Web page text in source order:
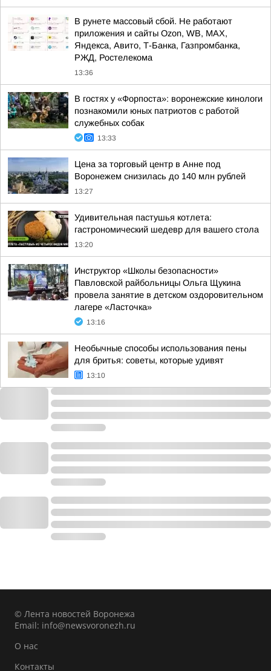
В рунете массовый сбой. Не работают
приложения и сайты Ozon, WB, MAX,
Яндекса, Авито, Т-Банка, Газпромбанка,
РЖД, Ростелекома
13:36
В гостях у «Форпоста»: воронежские кинологи
познакомили юных патриотов с работой
служебных собак
13:33
Цена за торговый центр в Анне под
Воронежем снизилась до 140 млн рублей
13:27
Удивительная пастушья котлета:
гастрономический шедевр для вашего стола
13:20
Инструктор «Школы безопасности»
Павловской райбольницы Ольга Щукина
провела занятие в детском оздоровительном
лагере «Ласточка»
13:16
Необычные способы использования пены
для бритья: советы, которые удивят
13:10
© Лента новостей Воронежа
Email: info@newsvoronezh.ru
О нас
Контакты